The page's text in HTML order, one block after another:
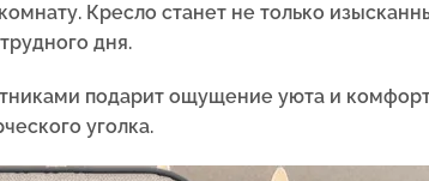
Кресло станет не только
дня.
подарит ощущение уюта и
уголка.